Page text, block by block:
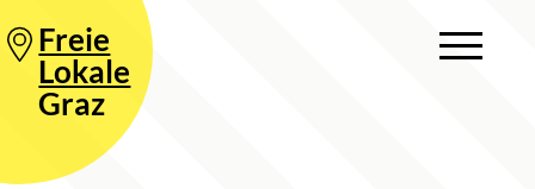
Freie
Lokale
Graz